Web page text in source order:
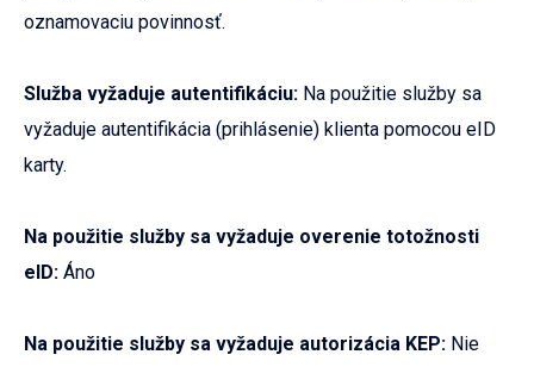
oznamovaciu povinnosť.
Služba vyžaduje autentifikáciu: Na použitie služby sa
vyžaduje autentifikácia (prihlásenie) klienta pomocou eID
karty.
Na použitie služby sa vyžaduje overenie totožnosti
eID: Áno
Na použitie služby sa vyžaduje autorizácia KEP: Nie